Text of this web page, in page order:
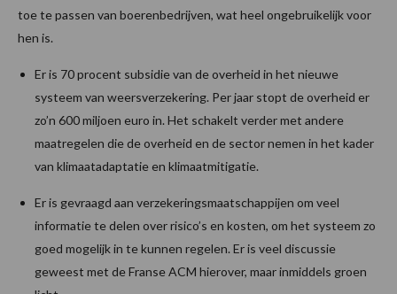
toe te passen van boerenbedrijven, wat heel ongebruikelijk voor
hen is.
Er is 70 procent subsidie van de overheid in het nieuwe
systeem van weersverzekering. Per jaar stopt de overheid er
zo’n 600 miljoen euro in. Het schakelt verder met andere
maatregelen die de overheid en de sector nemen in het kader
van klimaatadaptatie en klimaatmitigatie.
Er is gevraagd aan verzekeringsmaatschappijen om veel
informatie te delen over risico’s en kosten, om het systeem zo
goed mogelijk in te kunnen regelen. Er is veel discussie
geweest met de Franse ACM hierover, maar inmiddels groen